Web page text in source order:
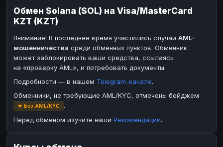
BinanceCoin BEP20
Ether Classic
XRP
BinanceCoin
Ripple
Paxum USD
Perfect Money
Payoneer USD
Paxum
Payoneer
Обмен Solana (SOL) на Visa/MasterCard
KZT (KZT)
Внимание! В последнее время участились случаи AML-
мошенничества среди обменных пунктов. Обменник
может заблокировать ваши средства, ссылаясь
на «проверку AML», и потребовать документы.
Подробности — в нашем Telegram-канале.
Обменники, не требующие AML/KYC, отмечены бейджем
★ Без AML/KYC
.
Перед обменом изучите наши Рекомендации.